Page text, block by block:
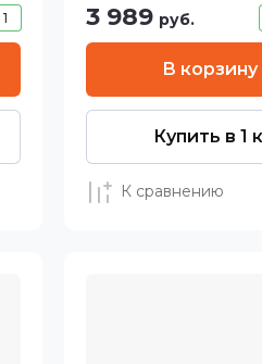
1 3 989 руб.
В корзину
Купить в 1
К сравнению